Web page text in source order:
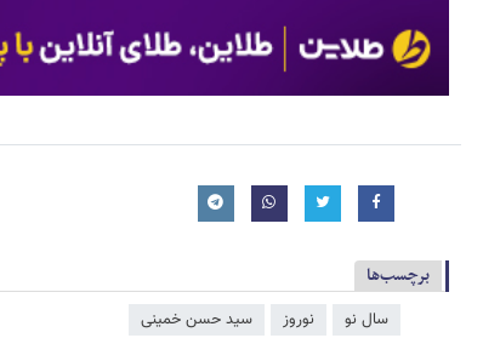
برچسب‌ها
سال نو نوروز سید حسن خمینی